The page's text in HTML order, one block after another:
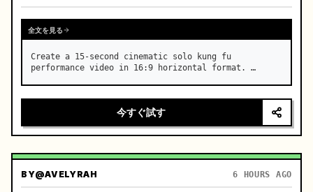
全文を見る
Create a 15-second cinematic solo kung fu
performance video in 16:9 horizontal format. …
今すぐ試す
BY@AVELYRAH 6 HOURS AGO